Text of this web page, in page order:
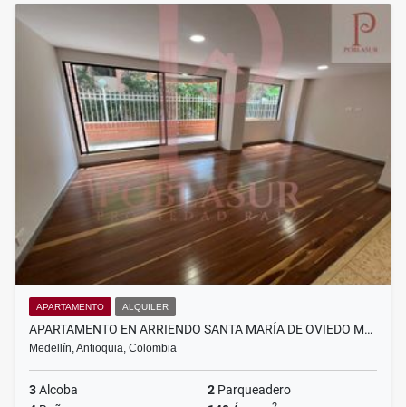
APARTAMENTO ALQUILER
APARTAMENTO EN ARRIENDO SANTA MARÍA DE OVIEDO M…
Medellín, Antioquia, Colombia
3Alcoba 2 Parqueadero